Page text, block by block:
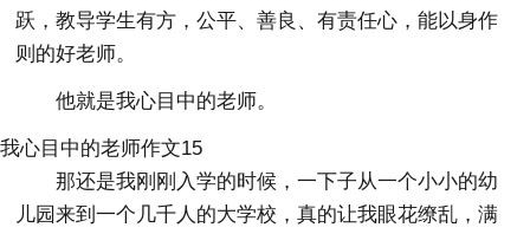
跃，教导学生有方，公平、善良、有责任心，能以身作
则的好老师。
他就是我心目中的老师。
我心目中的老师作文15
那还是我刚刚入学的时候，一下子从一个小小的幼
儿园来到一个几千人的大学校，真的让我眼花缭乱，满